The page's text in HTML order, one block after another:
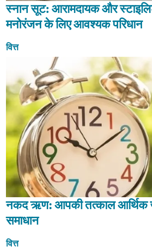
स्नान सूट: आरामदायक और
मनोरंजन के लिए आवश्यक परिधान
वित्त
नकद ऋण: आपकी तत्काल आर्थिक
समाधान
वित्त